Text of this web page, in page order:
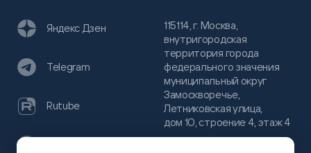
115114, г. Москва,
внутригородская
территория города
федерального значения
муниципальный округ
Замоскворечье,
Летниковская улица,
дом 10, строение 4, этаж 4
Яндекс Дзен
Telegram
Rutube